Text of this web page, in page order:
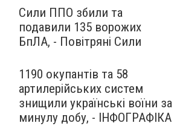
Сили ППО збили та
подавили 135 ворожих
БпЛА, - Повітряні Сили
1190 окупантів та 58
артилерійських систем
знищили українські воїни за
минулу добу, - ІНФОГРАФІКА